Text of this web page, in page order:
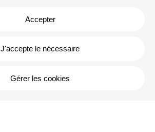
Accepter
J'accepte le nécessaire
Gérer les cookies